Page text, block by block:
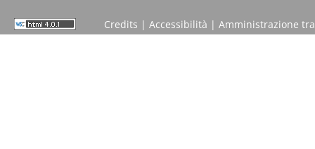
Credits | Accessibilità | Amministrazione